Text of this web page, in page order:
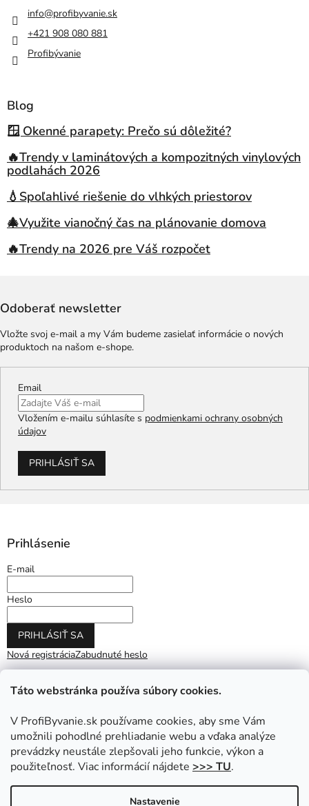
Táto webstránka používa súbory cookies.
V ProfiByvanie.sk používame cookies, aby sme Vám
umožnili pohodlné prehliadanie webu a vďaka analýze
prevádzky neustále zlepšovali jeho funkcie, výkon a
použiteľnosť. Viac informácií nájdete >>> TU.
Nastavenie
info@profibyvanie.sk
+421 908 080 881
Profibývanie
Blog
🪟 Okenné parapety: Prečo sú dôležité?
🔥Trendy v laminátových a kompozitných vinylových
podlahách 2026
💧Spoľahlivé riešenie do vlhkých priestorov
🎄Využite vianočný čas na plánovanie domova
🔥Trendy na 2026 pre Váš rozpočet
Odoberať newsletter
Vložte svoj e-mail a my Vám budeme zasielať informácie o nových
produktoch na našom e-shope.
Email
Vložením e-mailu súhlasíte s podmienkami ochrany osobných
údajov
PRIHLÁSIŤ SA
Prihlásenie
E-mail
Heslo
PRIHLÁSIŤ SA
Nová registráciaZabudnuté heslo